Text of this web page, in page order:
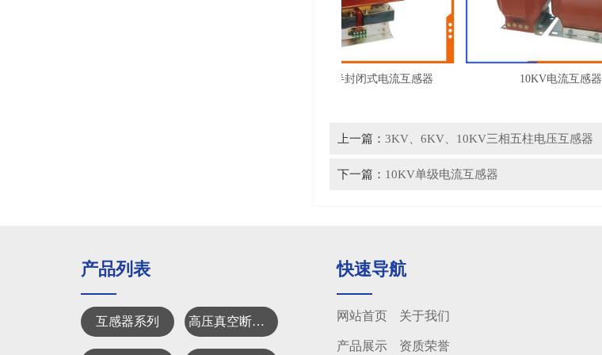
35KV户内半封闭式电流互感器 10KV电流互感器
上一篇： 3KV、6KV、10KV三相五柱电压互感器
下一篇： 10KV单级电流互感器
产品列表
互感器系列 高压真空断路器系列
快速导航
网站首页 关于我们
产品展示 资质荣誉